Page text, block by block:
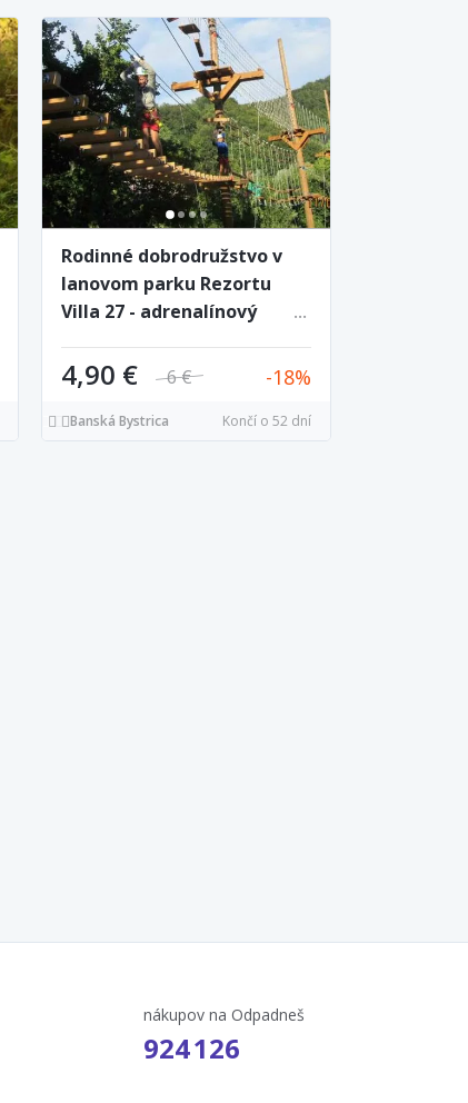
Rodinné dobrodružstvo v
lanovom parku Rezortu
Villa 27 - adrenalínový
dospelých
4,90 € 6 € 18
Banská Bystrica Končí o 52 dní
nákupov na Odpadneš
924 126